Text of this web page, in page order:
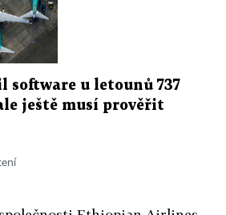
software u letounů 737
ještě musí prověřit